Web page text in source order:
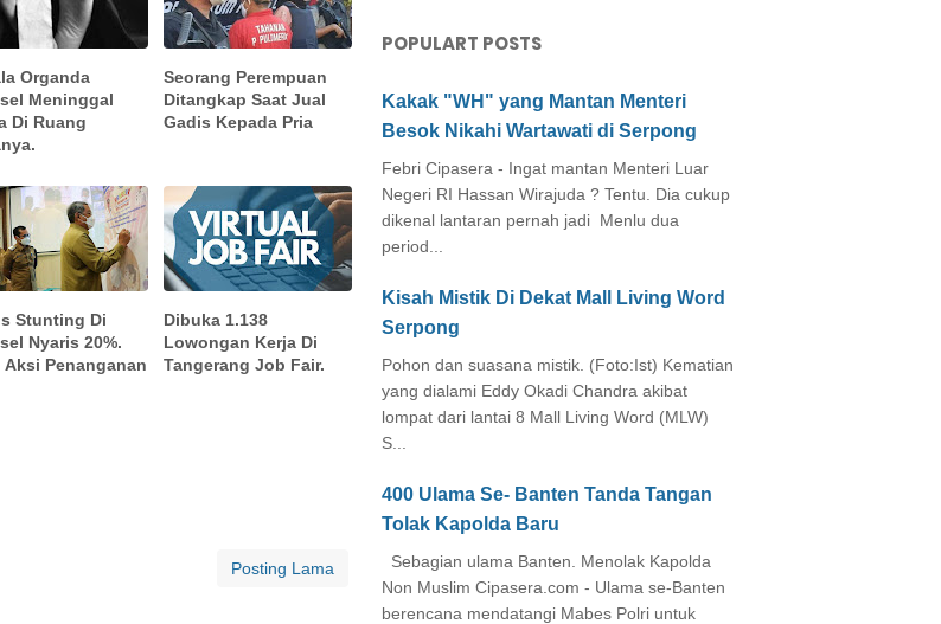
Organda
Meninggal
Di Ruang
Seorang Perempuan
Ditangkap Saat Jual
Gadis Kepada Pria
Stunting Di
Nyaris 20%.
Aksi Penanganan
Dibuka 1.138
Lowongan Kerja Di
Tangerang Job Fair.
Posting Lama
POPULART POSTS
Kakak "WH" yang Mantan Menteri
Besok Nikahi Wartawati di Serpong
Febri Cipasera - Ingat mantan Menteri Luar
Negeri RI Hassan Wirajuda ? Tentu. Dia cukup
dikenal lantaran pernah jadi Menlu dua
period...
Kisah Mistik Di Dekat Mall Living Word
Serpong
Pohon dan suasana mistik. (Foto:Ist) Kematian
yang dialami Eddy Okadi Chandra akibat
lompat dari lantai 8 Mall Living Word (MLW)
S...
400 Ulama Se- Banten Tanda Tangan
Tolak Kapolda Baru
Sebagian ulama Banten. Menolak Kapolda
Non Muslim Cipasera.com - Ulama se-Banten
berencana mendatangi Mabes Polri untuk